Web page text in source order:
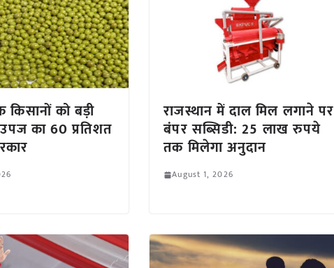
किसानों को बड़ी
का 60 प्रतिशत
राजस्थान में दाल मिल लगाने पर
बंपर सब्सिडी: 25 लाख रुपये
तक मिलेगा अनुदान
August 1, 2026